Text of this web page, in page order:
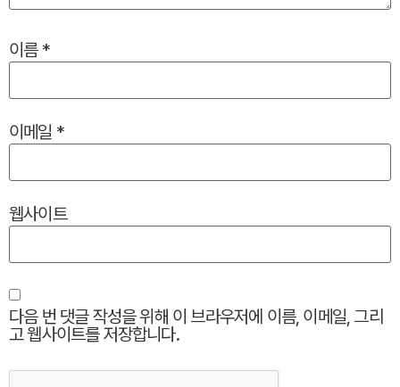
이름 *
이메일 *
웹사이트
다음 번 댓글 작성을 위해 이 브라우저에 이름, 이메일, 그리
고 웹사이트를 저장합니다.